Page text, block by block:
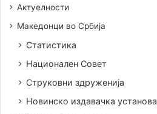
Актуелности
Македонци во Србија
Статистика
Национален Совет
Струковни здруженија
Новинско издавачка установа